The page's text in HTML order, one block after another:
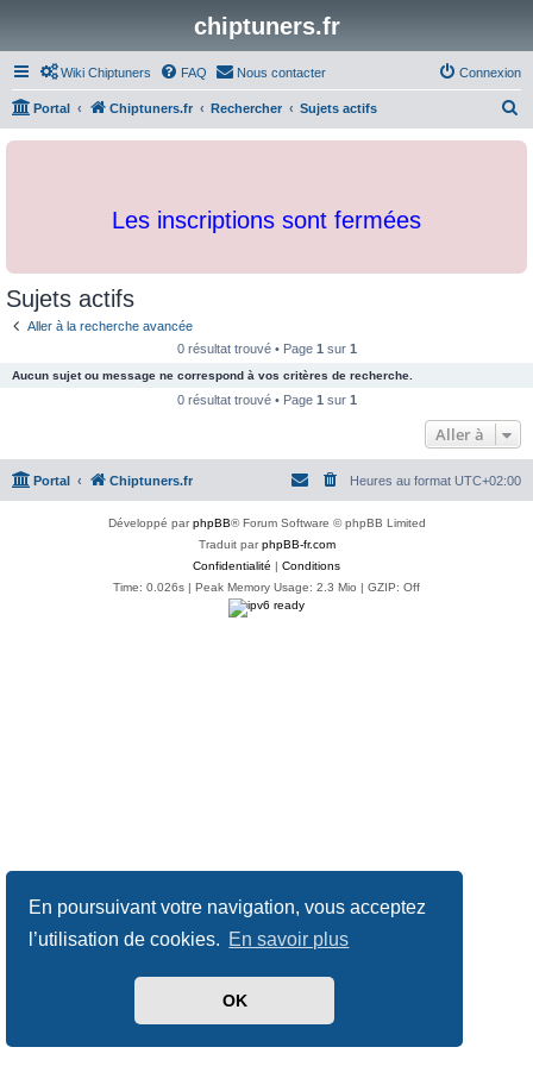
En poursuivant votre navigation, vous acceptez
l’utilisation de cookies. En savoir plus
OK
chiptuners.fr
Wiki Chiptuners FAQ Nous contacter Connexion
Portal Chiptuners.fr Rechercher Sujets actifs
c
Les inscriptions sont fermées
Sujets actifs
Aller à la recherche avancée
0 résultat trouvé • Page 1 sur 1
Aucun sujet ou message ne correspond à vos critères de recherche.
0 résultat trouvé • Page 1 sur 1
Aller à
Portal Chiptuners.fr Heures au format UTC+02:00
Développé parphpBB® Forum Software © phpBB Limited
Traduit parphpBB-fr.com
Confidentialité | Conditions
Time: 0.026s | Peak Memory Usage: 2.3 Mio | GZIP: Off